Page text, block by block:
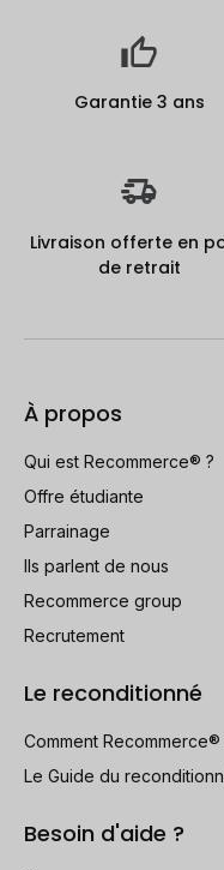
Garantie 3 ans
Livraison offerte en
de retrait
À propos
Qui est Recommerce® ?
Offre étudiante
Parrainage
Ils parlent de nous
Recommerce group
Recrutement
Le reconditionné
Comment
Le Guide du
Besoin d'aide ?